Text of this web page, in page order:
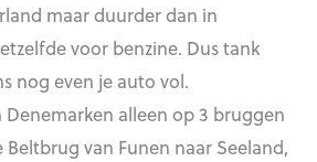
maar duurder dan in
voor benzine. Dus tank
nog even je auto vol.
Denemarken alleen op 3 bruggen
van Funen naar Seeland,